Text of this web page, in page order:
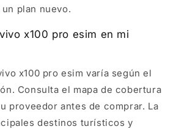
plan nuevo.
x100 pro esim en mi
x100 pro esim varía según el
Consulta el mapa de cobertura
proveedor antes de comprar. La
destinos turísticos y